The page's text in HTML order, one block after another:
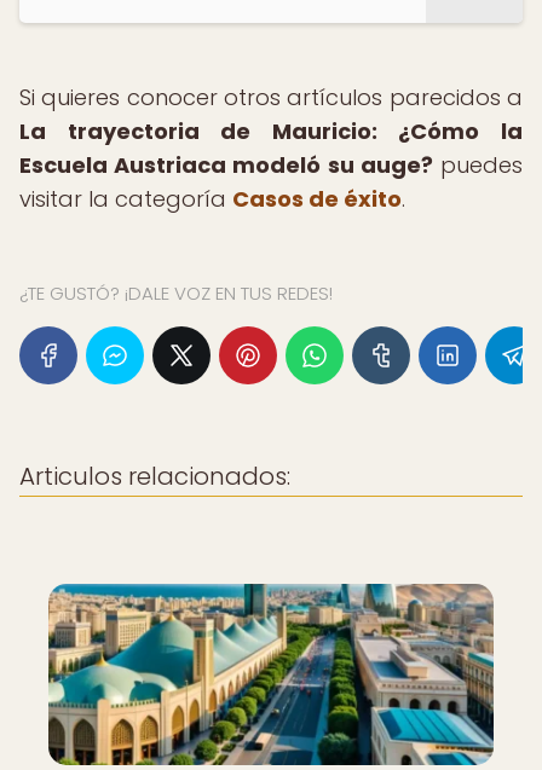
Si quieres conocer otros artículos parecidos a
La trayectoria de Mauricio: ¿Cómo la
Escuela Austriaca modeló su auge? puedes
visitar la categoría Casos de éxito.
¿TE GUSTÓ? ¡DALE VOZ EN TUS REDES!
Articulos relacionados: